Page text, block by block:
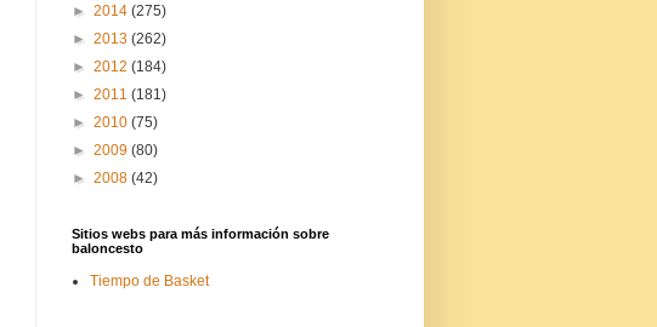
► 2014 (275)
► 2013 (262)
► 2012 (184)
► 2011 (181)
► 2010 (75)
► 2009 (80)
► 2008 (42)
Sitios webs para más información sobre
baloncesto
Tiempo de Basket